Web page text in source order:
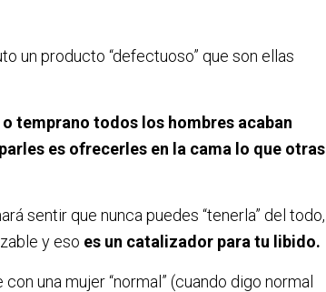
un producto “defectuoso” que son ellas
temprano todos los hombres acaban
es ofrecerles en la cama lo que otras
sentir que nunca puedes “tenerla” del todo,
y eso es un catalizador para tu libido.
una mujer “normal” (cuando digo normal